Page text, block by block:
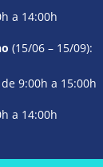
a 14:00h
(15/06 – 15/09):
9:00h a 15:00h
a 14:00h